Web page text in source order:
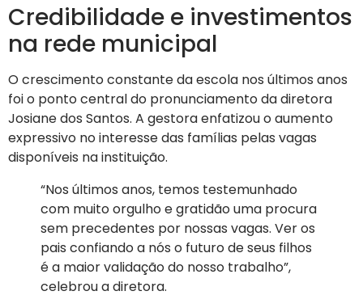
Credibilidade e investimentos
na rede municipal
O crescimento constante da escola nos últimos anos
foi o ponto central do pronunciamento da diretora
Josiane dos Santos. A gestora enfatizou o aumento
expressivo no interesse das famílias pelas vagas
disponíveis na instituição.
“Nos últimos anos, temos testemunhado
com muito orgulho e gratidão uma procura
sem precedentes por nossas vagas. Ver os
pais confiando a nós o futuro de seus filhos
é a maior validação do nosso trabalho”,
celebrou a diretora.